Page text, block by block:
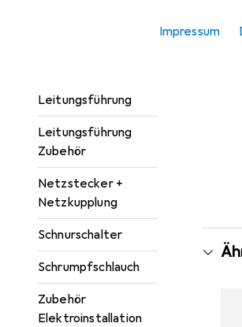
Impressum
Leitungsführung
Leitungsführung
Zubehör
Netzstecker +
Netzkupplung
Schnurschalter
Schrumpfschlauch
Zubehör
Elektroinstallation